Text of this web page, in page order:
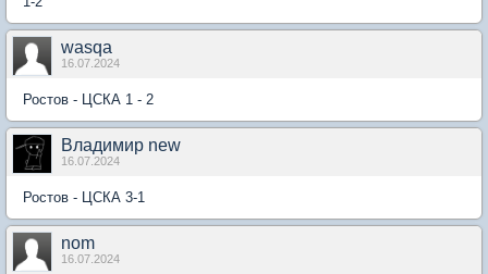
wasqa
16.07.2024
Ростов - ЦСКА 1 - 2
Владимир new
16.07.2024
Ростов - ЦСКА 3-1
nom
16.07.2024